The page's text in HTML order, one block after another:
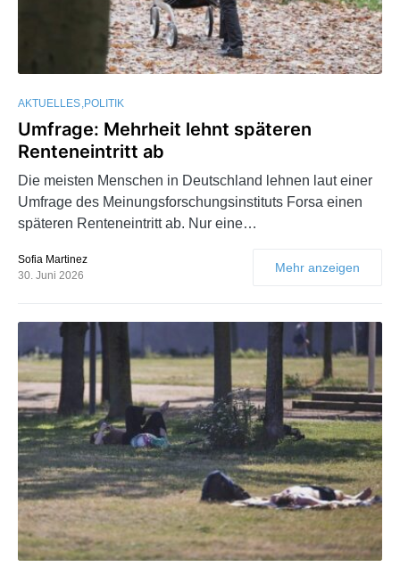
AKTUELLES POLITIK
Umfrage: Mehrheit lehnt späteren
Renteneintritt ab
Die meisten Menschen in Deutschland lehnen laut einer
Umfrage des Meinungsforschungsinstituts Forsa einen
späteren Renteneintritt ab. Nur eine…
Sofia Martinez
30. Juni 2026
Mehr anzeigen